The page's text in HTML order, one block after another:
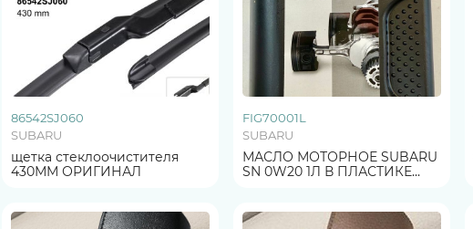
86542SJ060
SUBARU
щетка стеклоочистителя
430ММ ОРИГИНАЛ
FIG70001L
SUBARU
МАСЛО МОТОРНОЕ SUBARU
SN 0W20 1Л В ПЛАСТИКЕ